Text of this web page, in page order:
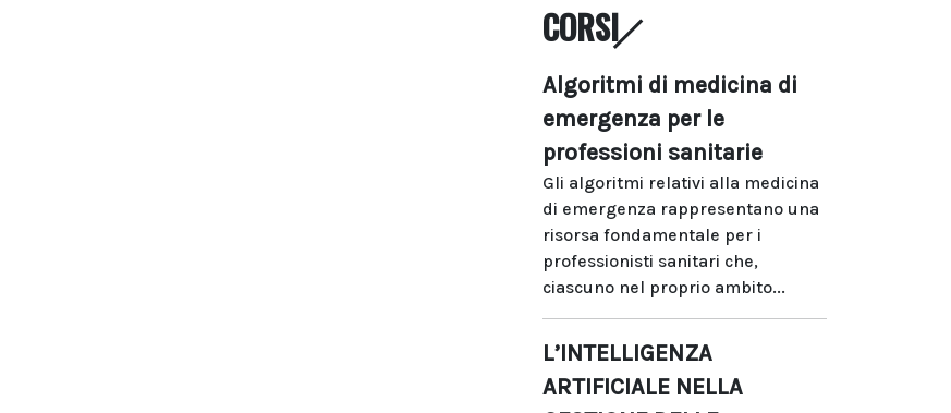
CORSI
Algoritmi di medicina di
emergenza per le
professioni sanitarie
Gli algoritmi relativi alla medicina
di emergenza rappresentano una
risorsa fondamentale per i
professionisti sanitari che,
ciascuno nel proprio ambito...
L’INTELLIGENZA
ARTIFICIALE NELLA